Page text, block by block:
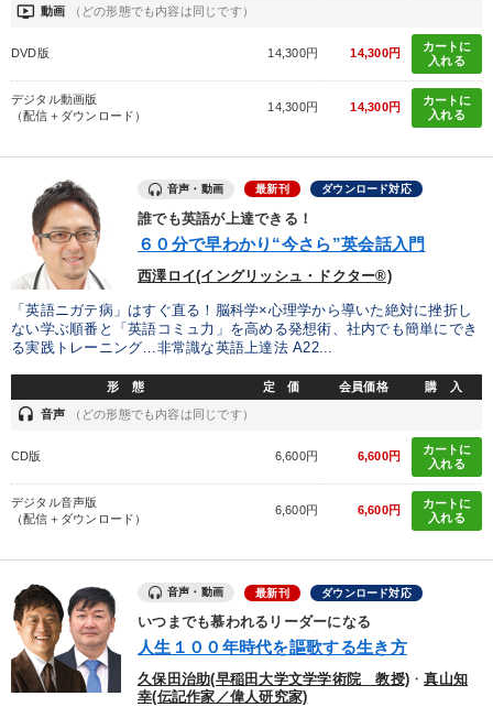
ondemand_video 動画 （どの形態でも内容は同じです）
DVD版 14,300円 14,300円
カートに
入れる
デジタル動画版
（配信＋ダウンロード）
14,300円 14,300円
カートに
入れる
音声・動画 最新刊 ダウンロード対応
誰でも英語が上達できる！
６０分で早わかり“今さら”英会話入門
西澤ロイ(イングリッシュ・ドクター®)
「英語ニガテ病」はすぐ直る！脳科学×心理学から導いた絶対に挫折し
ない学ぶ順番と「英語コミュ力」を高める発想術、社内でも簡単にでき
る実践トレーニング…非常識な英語上達法 A22...
形 態 定 価 会員価格 購 入
headset 音声 （どの形態でも内容は同じです）
CD版 6,600円 6,600円
カートに
入れる
デジタル音声版
（配信＋ダウンロード）
6,600円 6,600円
カートに
入れる
音声・動画 最新刊 ダウンロード対応
いつまでも慕われるリーダーになる
人生１００年時代を謳歌する生き方
久保田治助(早稲田大学文学学術院 教授) ・真山知
幸(伝記作家／偉人研究家)